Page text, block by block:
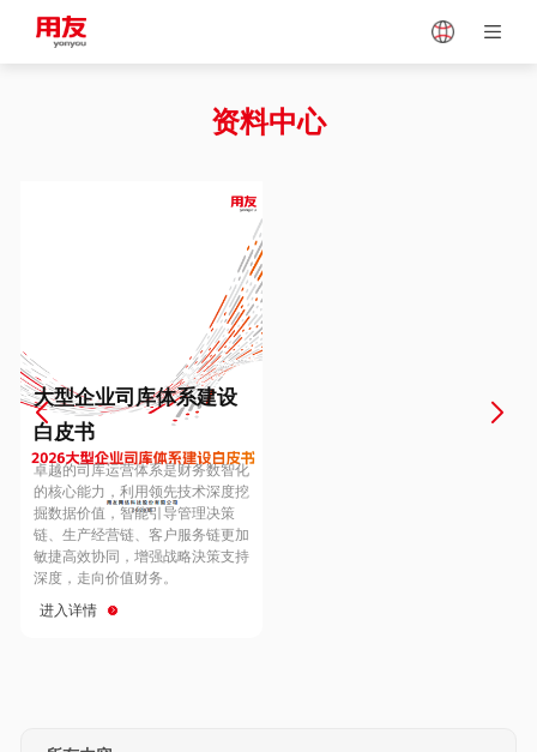
Vietnam
Europe
Hungary
Hong Kong
资料中心
大型企业司库体系建设
白皮书
卓越的司库运营体系是财务数智化
的核心能力，利用领先技术深度挖
掘数据价值，智能引导管理决策
链、生产经营链、客户服务链更加
敏捷高效协同，增强战略決策支持
深度，走向价值财务。
进入详情